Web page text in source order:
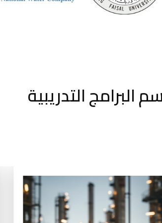
البرامج التدريبية